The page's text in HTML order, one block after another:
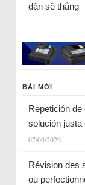
dân sẽ thắng
BÀI MỚI
Repetición
solución justa
07/08/2026
Révision des
ou